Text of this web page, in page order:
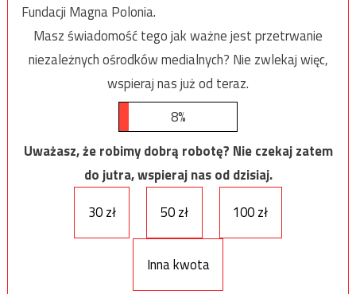
Fundacji Magna Polonia.
Masz świadomość tego jak ważne jest przetrwanie
niezależnych ośrodków medialnych? Nie zwlekaj więc,
wspieraj nas już od teraz.
8%
Uważasz, że robimy dobrą robotę? Nie czekaj zatem
do jutra, wspieraj nas od dzisiaj.
30 zł
50 zł 100 zł
Inna kwota